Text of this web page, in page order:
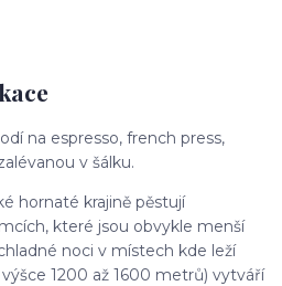
na espresso, french press,
v šálku.
hornaté krajině pěstují
které jsou obvykle menší
noci v místech kde leží
1200 až 1600 metrů) vytváří